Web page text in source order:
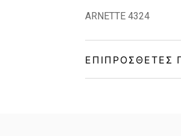
ARNETTE 4324
ΕΠΙΠΡΌΣΘΕΤΕΣ